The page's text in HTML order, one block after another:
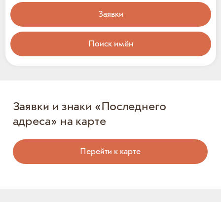
Заявки
Поиск имён
Заявки и знаки «Последнего
адреса» на карте
Перейти к карте